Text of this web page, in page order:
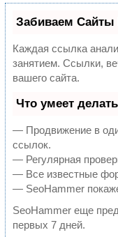
Забиваем
Каждая ссылка
занятием. Ссылки,
вашего сайта.
Что умеет
— Продвижение в
ссылок.
— Регулярная
— Все известные
— SeoHammer
SeoHammer еще
первых 7 дней.